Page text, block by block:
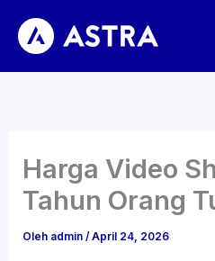
konten
Harga Video
Tahun Orang
Oleh admin/April 24, 2026